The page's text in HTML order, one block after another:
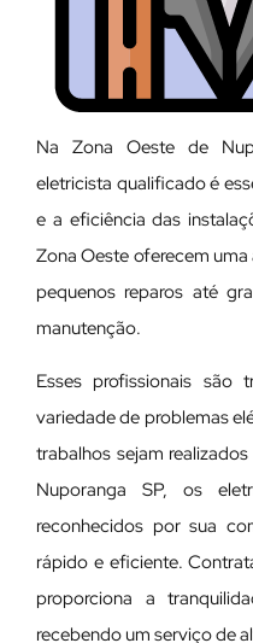
Na Zona Oeste de
eletricista qualificado é
e a eficiência das
Zona Oeste oferecem
pequenos reparos até
manutenção.
Esses profissionais são
variedade de problemas
trabalhos sejam
Nuporanga SP, os
reconhecidos por sua
rápido e eficiente.
proporciona a
recebendo um serviço de